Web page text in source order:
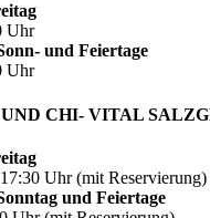
Uhr
und Feiertage
Uhr
CHI- VITAL
Uhr (mit Reservierung)
und Feiertage